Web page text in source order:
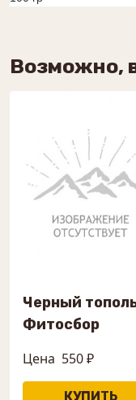
Возможно,
Черный
Фитосбор
Цена 550 ₽